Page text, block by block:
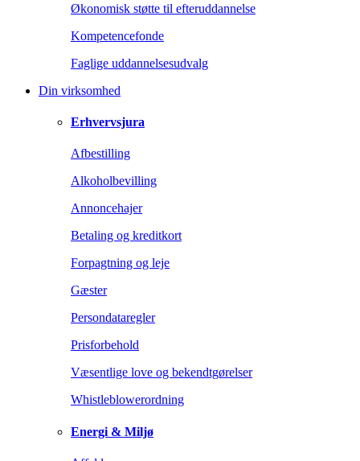
Økonomisk støtte til efteruddannelse
Kompetencefonde
Faglige uddannelsesudvalg
Din virksomhed
Erhvervsjura
Afbestilling
Alkoholbevilling
Annoncehajer
Betaling og kreditkort
Forpagtning og leje
Gæster
Persondataregler
Prisforbehold
Væsentlige love og bekendtgørelser
Whistleblowerordning
Energi & Miljø